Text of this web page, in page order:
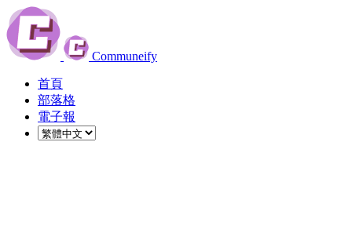
Communeify
首頁
部落格
電子報